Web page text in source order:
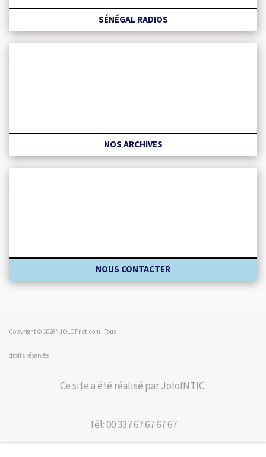
SÉNÉGAL RADIOS
NOS ARCHIVES
NOUS CONTACTER
Copyright © 2026* JOLOFnet.com - Tous
droits réservés
Ce site a été réalisé par JolofNTIC.
Tél: 00 337 67 67 67 67